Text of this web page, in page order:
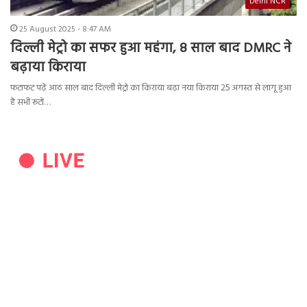
25 August 2025 - 8:47 AM
दिल्ली मेट्रो का सफर हुआ महंगा, 8 साल बाद DMRC ने
बढ़ाया किराया
फटाफट पढ़ें आठ साल बाद दिल्ली मेट्रो का किराया बढ़ा नया किराया 25 अगस्त से लागू हुआ
है सभी रूटों…